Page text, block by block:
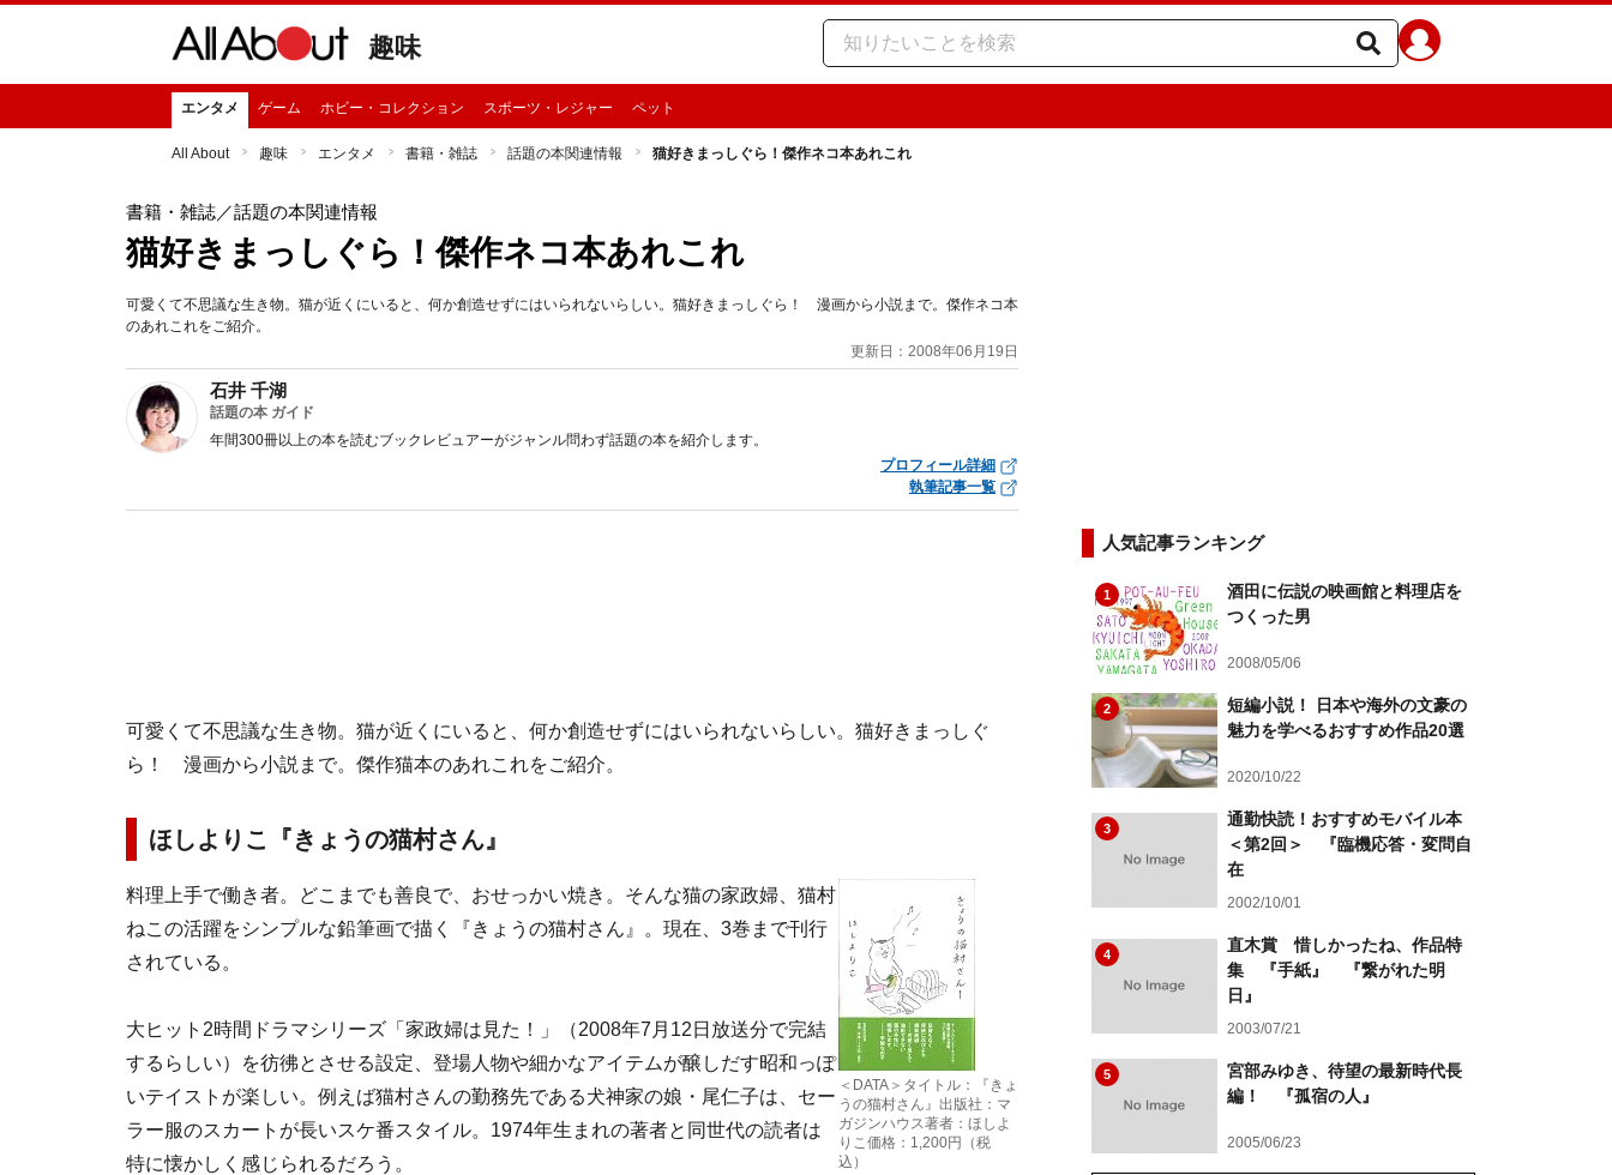
趣味
エンタメ ゲーム ホビー・コレクション スポーツ・レジャー ペット
All About 趣味 エンタメ 書籍・雑誌 話題の本関連情報 猫好きまっしぐら！傑作ネコ本あれこれ
書籍・雑誌／話題の本関連情報
猫好きまっしぐら！傑作ネコ本あれこれ
可愛くて不思議な生き物。猫が近くにいると、何か創造せずにはいられないらしい。猫好きまっしぐら！ 漫画から小説まで。傑作ネコ本
のあれこれをご紹介。
更新日：2008年06月19日
石井 千湖
話題の本 ガイド
年間300冊以上の本を読むブックレビュアーがジャンル問わず話題の本を紹介します。
プロフィール詳細
執筆記事一覧
可愛くて不思議な生き物。猫が近くにいると、何か創造せずにはいられないらしい。猫好きまっしぐ
ら！ 漫画から小説まで。傑作猫本のあれこれをご紹介。
ほしよりこ『きょうの猫村さん』
＜DATA＞タイトル：『きょ
うの猫村さん』出版社：マ
ガジンハウス著者：ほしよ
りこ価格：1,200円（税
込）
料理上手で働き者。どこまでも善良で、おせっかい焼き。そんな猫の家政婦、猫村
ねこの活躍をシンプルな鉛筆画で描く『きょうの猫村さん』。現在、3巻まで刊行
されている。
大ヒット2時間ドラマシリーズ「家政婦は見た！」（2008年7月12日放送分で完結
するらしい）を彷彿とさせる設定、登場人物や細かなアイテムが醸しだす昭和っぽ
いテイストが楽しい。例えば猫村さんの勤務先である犬神家の娘・尾仁子は、セー
ラー服のスカートが長いスケ番スタイル。1974年生まれの著者と同世代の読者は
特に懐かしく感じられるだろう。
人気記事ランキング
1
酒田に伝説の映画館と料理店を
つくった男
2008/05/06
2
短編小説！ 日本や海外の文豪の
魅力を学べるおすすめ作品20選
2020/10/22
3
通勤快読！おすすめモバイル本
＜第2回＞ 『臨機応答・変問自
在
2002/10/01
4
直木賞 惜しかったね、作品特
集 『手紙』 『繋がれた明
日』
2003/07/21
5
宮部みゆき、待望の最新時代長
編！ 『孤宿の人』
2005/06/23